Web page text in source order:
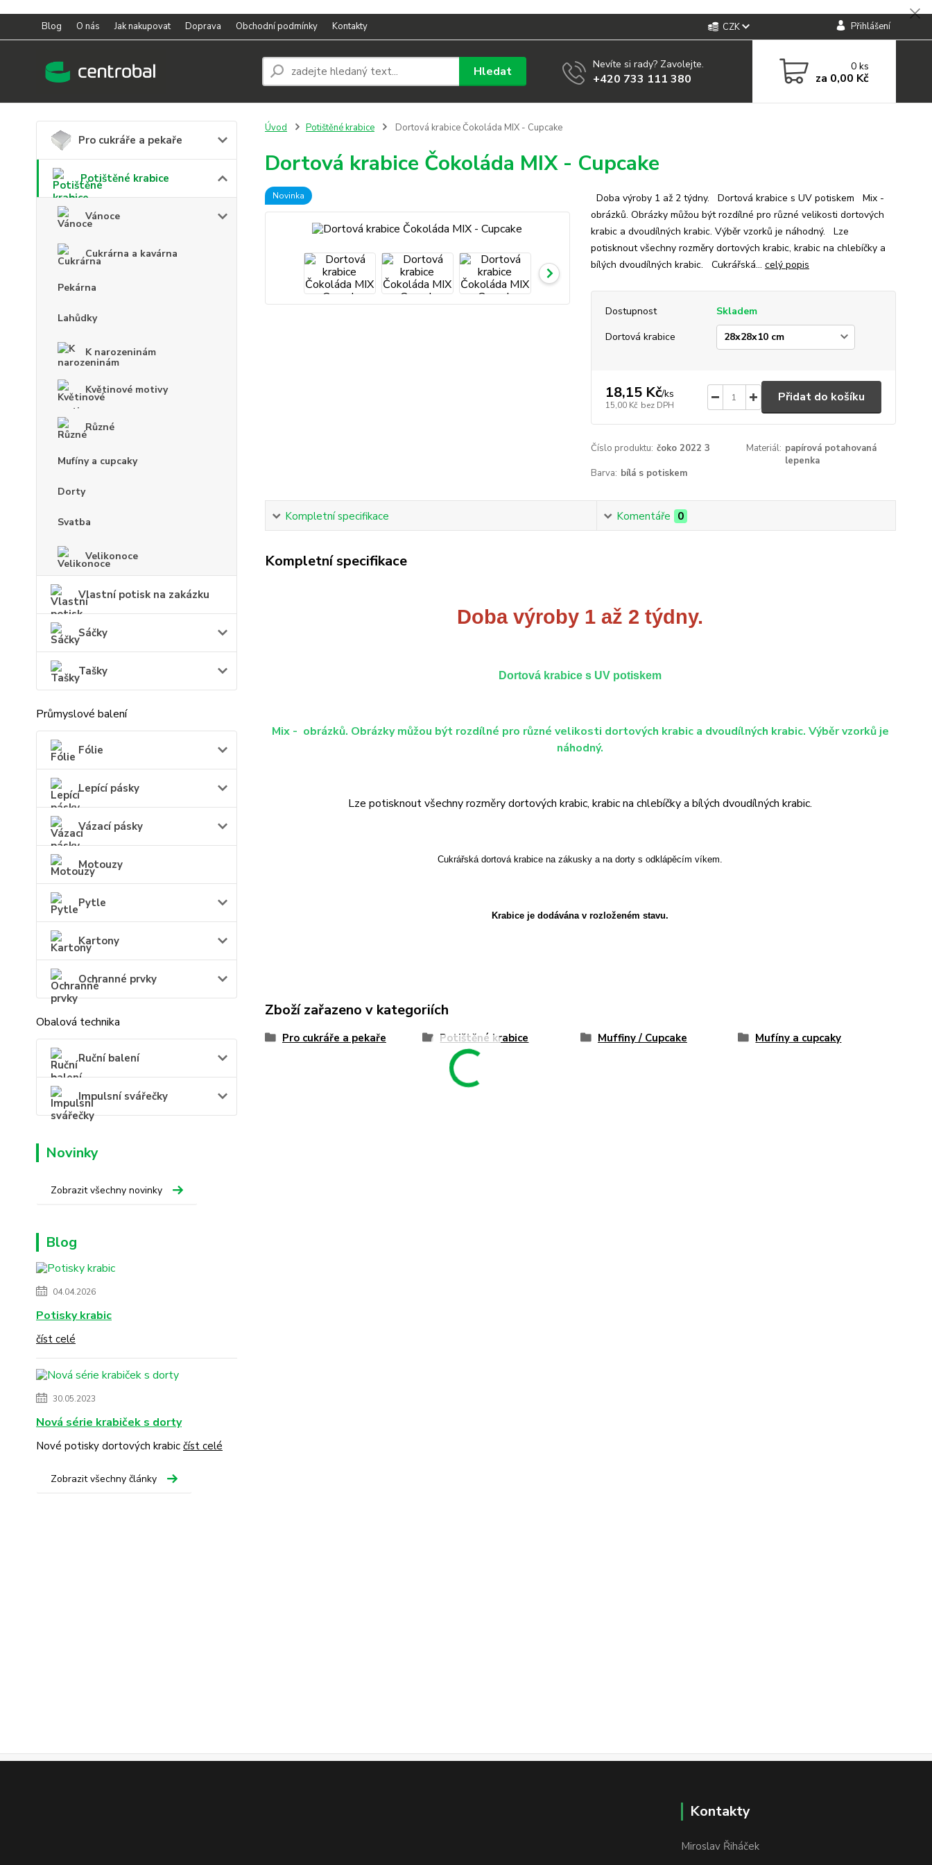
Blog O nás Jak nakupovat Doprava Obchodní podmínky Kontakty CZK Přihlášení
Hledat Nevíte si rady? Zavolejte.
+420 733 111 380
0ks
za 0,00 Kč
Pro cukráře a pekaře
Potištěné krabice
Vánoce
Cukrárna a kavárna
Pekárna
Lahůdky
K narozeninám
Květinové motivy
Různé
Mufíny a cupcaky
Dorty
Svatba
Velikonoce
Vlastní potisk na zakázku
Sáčky
Tašky
Průmyslové balení
Fólie
Lepící pásky
Vázací pásky
Motouzy
Pytle
Kartony
Ochranné prvky
Obalová technika
Ruční balení
Impulsní svářečky
Novinky
Zobrazit všechny novinky
Blog
04.04.2026
Potisky krabic
číst celé
30.05.2023
Nová série krabiček s dorty
Nové potisky dortových krabic číst celé
Zobrazit všechny články
Úvod Potištěné krabice Dortová krabice Čokoláda MIX - Cupcake
Dortová krabice Čokoláda MIX - Cupcake
Novinka
Doba výroby 1 až 2 týdny. Dortová krabice s UV potiskem Mix -
obrázků. Obrázky můžou být rozdílné pro různé velikosti dortových
krabic a dvoudílných krabic. Výběr vzorků je náhodný. Lze
potisknout všechny rozměry dortových krabic, krabic na chlebíčky a
bílých dvoudílných krabic. Cukrářská... celý popis
Dostupnost
Skladem
Dortová krabice
18,15 Kč/ks
15,00 Kč bez DPH
Přidat do košíku
Číslo produktu: čoko 2022 3 Materiál: papírová potahovaná
lepenka
Barva: bílá s potiskem
Kompletní specifikace Komentáře 0
Kompletní specifikace
Doba výroby 1 až 2 týdny.
Dortová krabice s UV potiskem
Mix - obrázků. Obrázky můžou být rozdílné pro různé velikosti dortových krabic a dvoudílných krabic. Výběr vzorků je
náhodný.
Lze potisknout všechny rozměry dortových krabic, krabic na chlebíčky a bílých dvoudílných krabic.
Cukrářská dortová krabice na zákusky a na dorty s odklápěcím víkem.
Krabice je dodávána v rozloženém stavu.
Zboží zařazeno v kategoriích
Pro cukráře a pekaře Potištěné krabice Muffiny / Cupcake Mufíny a cupcaky
Kontakty
Miroslav Řiháček